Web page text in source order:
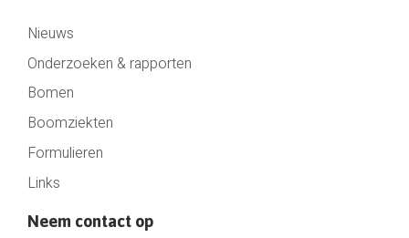
Nieuws
Onderzoeken & rapporten
Bomen
Boomziekten
Formulieren
Links
Neem contact op